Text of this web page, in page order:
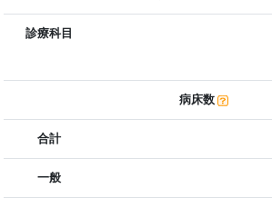
診療科目
病床数
合計
一般